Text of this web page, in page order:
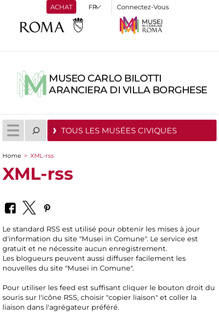
ACHAT Connectez-Vous
MUSEO CARLO BILOTTI
ARANCIERA DI VILLA BORGHESE
TOUS LES MUSÉES CIVIQUES
You are here
Home > XML-rss
XML-rss
Le standard RSS est utilisé pour obtenir les mises à jour
d'information du site "Musei in Comune". Le service est
gratuit et ne nécessite aucun enregistrement.
Les blogueurs peuvent aussi diffuser facilement les
nouvelles du site "Musei in Comune".
Pour utiliser les feed est suffisant cliquer le bouton droit du
souris sur l'icône RSS, choisir "copier liaison" et coller la
liaison dans l'agrégateur préféré.